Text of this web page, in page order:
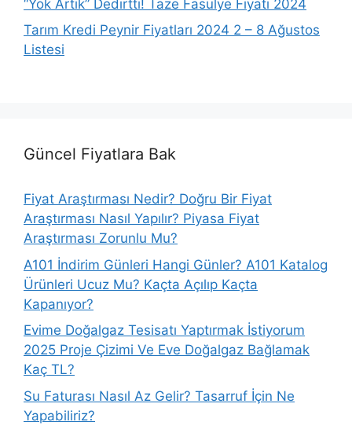
“Yok Artık” Dedirtti! Taze Fasulye Fiyatı 2024
Tarım Kredi Peynir Fiyatları 2024 2 – 8 Ağustos
Listesi
Güncel Fiyatlara Bak
Fiyat Araştırması Nedir? Doğru Bir Fiyat
Araştırması Nasıl Yapılır? Piyasa Fiyat
Araştırması Zorunlu Mu?
A101 İndirim Günleri Hangi Günler? A101 Katalog
Ürünleri Ucuz Mu? Kaçta Açılıp Kaçta
Kapanıyor?
Evime Doğalgaz Tesisatı Yaptırmak İstiyorum
2025 Proje Çizimi Ve Eve Doğalgaz Bağlamak
Kaç TL?
Su Faturası Nasıl Az Gelir? Tasarruf İçin Ne
Yapabiliriz?